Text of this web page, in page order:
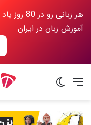
هر زبانی رو در 80 روز یاد
آموزش زبان در ایران
منو